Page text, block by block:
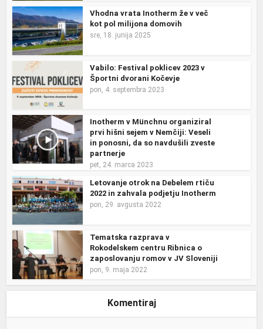
Vhodna vrata Inotherm že v več
kot pol milijona domovih
sre, 18. junija 2025
Vabilo: Festival poklicev 2023 v
Športni dvorani Kočevje
pon, 4. septembra 2023
Inotherm v Münchnu organiziral
prvi hišni sejem v Nemčiji: Veseli
in ponosni, da so navdušili zveste
partnerje
pet, 24. marca 2023
Letovanje otrok na Debelem rtiču
2022 in zahvala podjetju Inotherm
pon, 29. avgusta 2022
Tematska razprava v
Rokodelskem centru Ribnica o
zaposlovanju romov v JV Sloveniji
pon, 9. maja 2022
Komentiraj